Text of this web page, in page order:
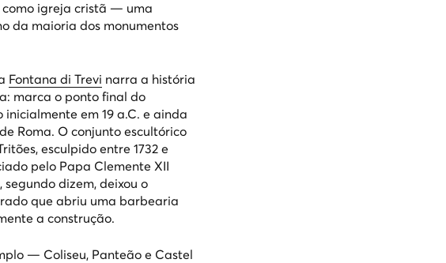
como igreja cristã — uma
da maioria dos monumentos
Fontana di Trevi narra a história
marca o ponto final do
em 19 a.C. e ainda
Roma. O conjunto escultórico
esculpido entre 1732 e
pelo Papa Clemente XII
dizem, deixou o
que abriu uma barbearia
a construção.
— Coliseu, Panteão e Castel